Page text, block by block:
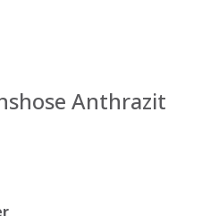
Anthrazit